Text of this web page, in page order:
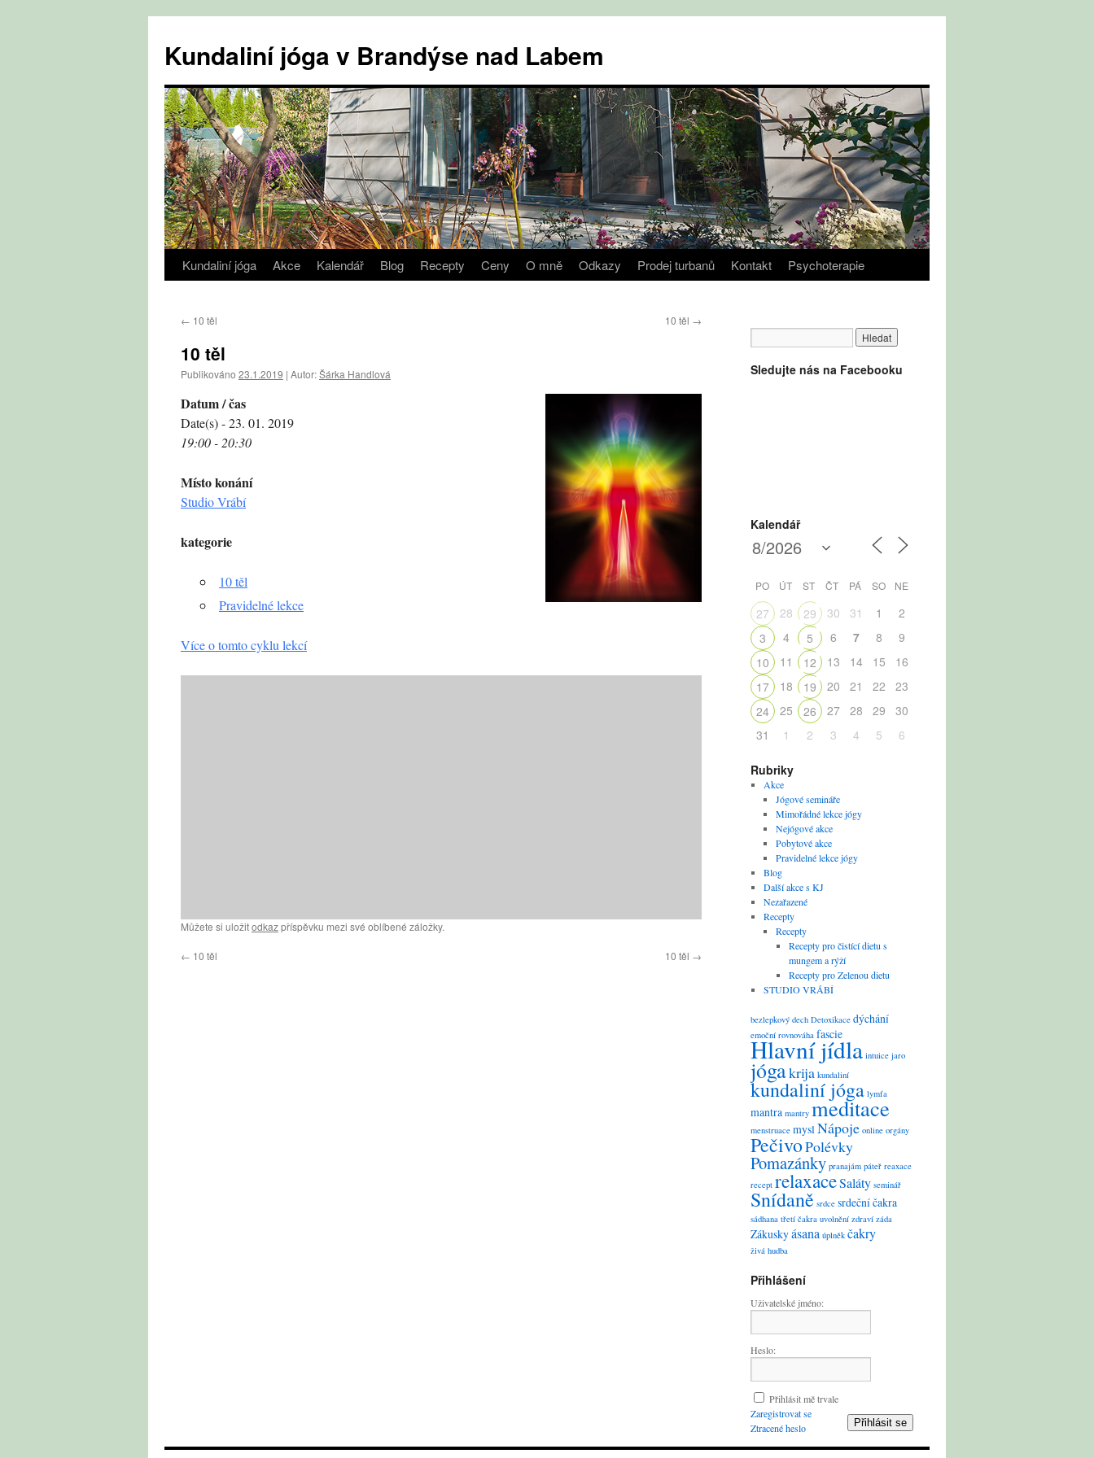
obsahu
webu
Kundaliní jóga v Brandýse nad Labem
Kundaliní jóga Akce Kalendář Blog Recepty Ceny O mně Odkazy Prodej turbanů Kontakt Psychoterapie
← 10 těl 10 těl →
10 těl
Publikováno 23.1.2019 | Autor:Šárka Handlová
Datum / čas
Date(s) - 23. 01. 2019
19:00 - 20:30
Místo konání
Studio Vrábí
kategorie
10 těl
Pravidelné lekce
Více o tomto cyklu lekcí
Můžete si uložitodkazpříspěvku mezi své oblíbené záložky.
← 10 těl 10 těl →
Sledujte nás na Facebooku
Kalendář
PO ÚT ST ČT PÁ SO NE
27 28 29 30 31 1
2
3
4 5 6 7 8
9
10
11 12 13 14 15
16
17
18 19 20 21 22
23
24
25 26 27 28 29
30
31
1 2 3 4 5 6
Rubriky
Akce
Jógové semináře
Mimořádné lekce jógy
Nejógové akce
Pobytové akce
Pravidelné lekce jógy
Blog
Další akce s KJ
Nezařazené
Recepty
Recepty
Recepty pro čistící dietu s
mungem a rýží
Recepty pro Zelenou dietu
STUDIO VRÁBÍ
bezlepkový dech Detoxikace dýchání
emoční rovnováha fascie
Hlavní jídla intuice jaro
jógakrija kundaliní
kundaliní jóga lymfa
mantra mantry meditace
menstruace myslNápoje online orgány
PečivoPolévky
Pomazánky pranajám páteř reaxace
recept relaxaceSaláty seminář
Snídaně srdce srdeční čakra
sádhana třetí čakra uvolnění zdraví záda
Zákuskyásana úplněk čakry
živá hudba
Přihlášení
Uživatelské jméno:
Heslo:
Přihlásit mě trvale
Přihlásit se
Zaregistrovat se
Ztracené heslo